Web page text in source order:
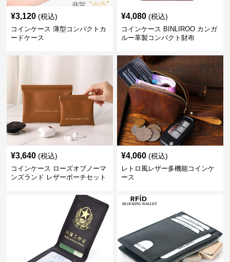
¥3,120 (税込)
コインケース 薄型コンパクトカ
ードケース
¥4,080 (税込)
コインケース BINLIROO カンガ
ルー革製コンパクト財布
¥3,640 (税込)
コインケース ローズオブノーマ
ンズランド レザーポーチセット
¥4,060 (税込)
レトロ風レザー多機能コインケ
ース